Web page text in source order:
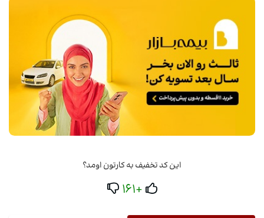
این کد تخفیف به کارتون اومد؟
+161